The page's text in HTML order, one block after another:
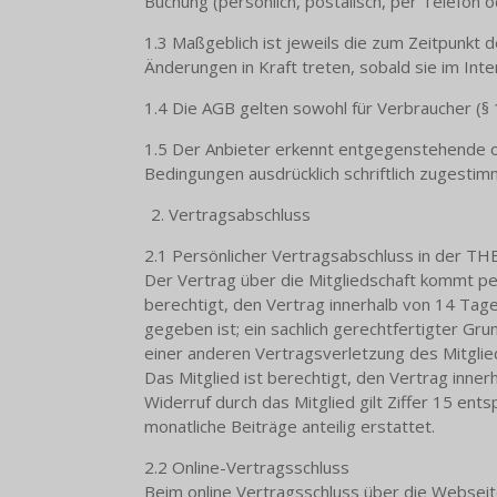
1.3 Maßgeblich ist jeweils die zum Zeitpunkt
Änderungen in Kraft treten, sobald sie im
1.4 Die AGB gelten sowohl für Verbraucher
1.5 Der Anbieter erkennt entgegenstehende
Bedingungen ausdrücklich schriftlich
Vertragsabschluss
2.1 Persönlicher Vertragsabschluss in der
Der Vertrag über die Mitgliedschaft kommt
berechtigt, den Vertrag innerhalb von 14
gegeben ist; ein sachlich gerechtfertigter
einer anderen Vertragsverletzung des
Das Mitglied ist berechtigt, den Vertrag
Widerruf durch das Mitglied gilt Ziffer 15
monatliche Beiträge anteilig erstattet.
2.2 Online-Vertragsschluss
Beim online Vertragsschluss über die